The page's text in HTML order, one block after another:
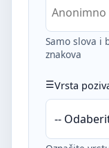
Samo slova i
znakova
Vrsta